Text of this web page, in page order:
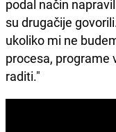
podal način
su drugačije
ukoliko mi ne
procesa, programe
raditi."